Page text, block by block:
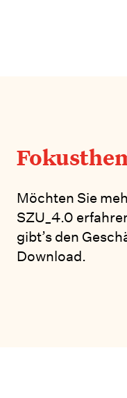
Möchten Sie
SZU_4.0
gibt’s den
Download.